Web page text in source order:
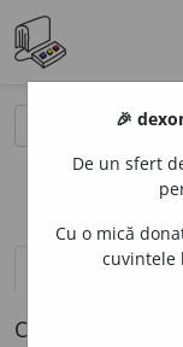
definiții (1)
O definiție
🎉
De un sfert
Cu o mică
cuvintele